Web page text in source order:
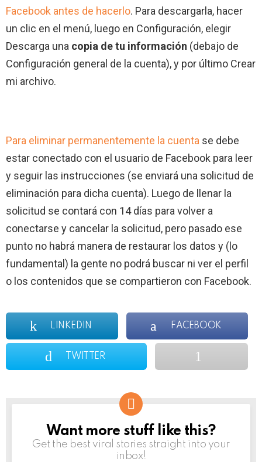
Facebook antes de hacerlo. Para descargarla, hacer
un clic en el menú, luego en Configuración, elegir
Descarga una copia de tu información (debajo de
Configuración general de la cuenta), y por último Crear
mi archivo.
Para eliminar permanentemente la cuenta se debe
estar conectado con el usuario de Facebook para leer
y seguir las instrucciones (se enviará una solicitud de
eliminación para dicha cuenta). Luego de llenar la
solicitud se contará con 14 días para volver a
conectarse y cancelar la solicitud, pero pasado ese
punto no habrá manera de restaurar los datos y (lo
fundamental) la gente no podrá buscar ni ver el perfil
o los contenidos que se compartieron con Facebook.
LINKEDIN FACEBOOK
TWITTER
NEWSLETTER
Want more stuff like this?
Get the best viral stories straight into your
inbox!